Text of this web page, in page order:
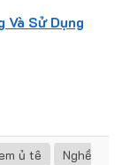
Và Sử Dụng
ủ tê
Nghề